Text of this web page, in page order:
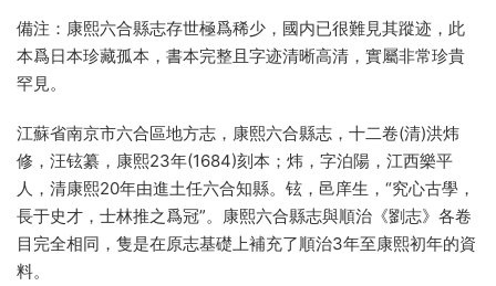
備注：康熙六合縣志存世極爲稀少，國内已很難見其蹤迹，此
本爲日本珍藏孤本，書本完整且字迹清晰高清，實屬非常珍貴
罕見。
江蘇省南京市六合區地方志，康熙六合縣志，十二卷(清)洪炜
修，汪铉纂，康熙23年(1684)刻本；炜，字泊陽，江西樂平
人，清康熙20年由進土任六合知縣。铉，邑庠生，“究心古學，
長于史才，士林推之爲冠”。康熙六合縣志與順治《劉志》各卷
目完全相同，隻是在原志基礎上補充了順治3年至康熙初年的資
料。